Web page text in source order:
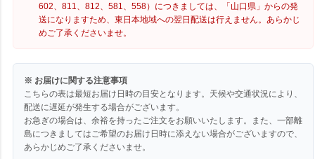
602、811、812、581、558）につきましては、「山口県」からの発
送になりますため、東日本地域への翌日配送は行えません。あらかじ
めご了承くださいませ。
※ お届けに関する注意事項
こちらの表は最短お届け日時の目安となります。天候や交通状況により、
配送に遅延が発生する場合がございます。
お急ぎの場合は、余裕を持ったご注文をお願いいたします。また、一部離
島につきましてはご希望のお届け日時に添えない場合がございますので、
あらかじめご了承くださいませ。